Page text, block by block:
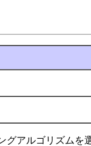
アルゴリズムを選